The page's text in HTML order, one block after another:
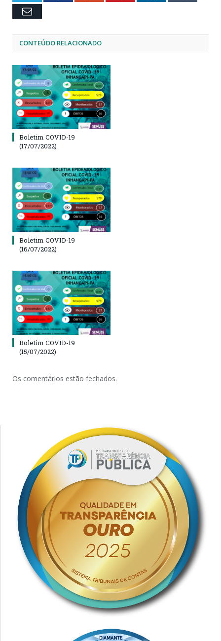
Email
CONTEÚDO RELACIONADO
Boletim COVID-19
(17/07/2022)
Boletim COVID-19
(16/07/2022)
Boletim COVID-19
(15/07/2022)
Os comentários estão fechados.